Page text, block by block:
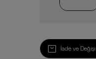
İade ve